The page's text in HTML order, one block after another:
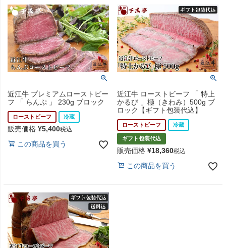
近江牛 プレミアムローストビー
フ 「 らんぷ 」 230g ブロック
ローストビーフ 冷蔵
販売価格 ¥5,400税込
この商品を買う
近江牛 ローストビーフ 「 特上
かるび 」極（きわみ）500g ブ
ロック【ギフト包装代込】
ローストビーフ 冷蔵
ギフト包装代込
販売価格 ¥18,360税込
この商品を買う